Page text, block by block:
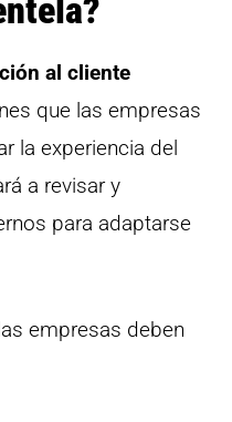
al cliente
que las empresas
la experiencia del
a revisar y
para adaptarse
empresas deben